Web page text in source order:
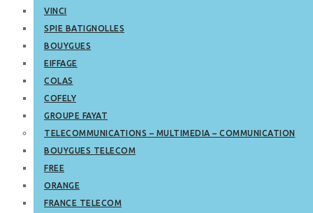
VINCI
SPIE BATIGNOLLES
BOUYGUES
EIFFAGE
COLAS
COFELY
GROUPE FAYAT
TELECOMMUNICATIONS – MULTIMEDIA – COMMUNICATION
BOUYGUES TELECOM
FREE
ORANGE
FRANCE TELECOM